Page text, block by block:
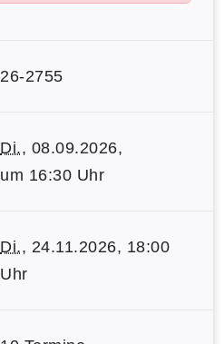
26-2755
Di., 08.09.2026,
um 16:30 Uhr
Di., 24.11.2026, 18:00
Uhr